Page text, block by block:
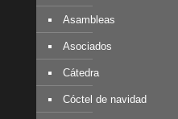
Asambleas
Asociados
Cátedra
Cóctel de navidad